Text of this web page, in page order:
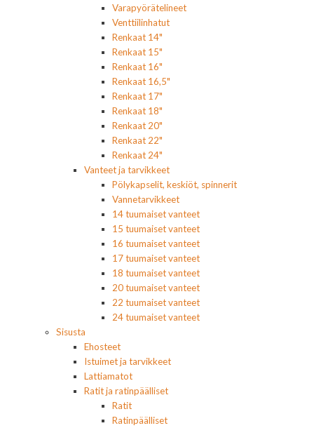
Varapyörätelineet
Venttiilinhatut
Renkaat 14"
Renkaat 15"
Renkaat 16"
Renkaat 16,5"
Renkaat 17"
Renkaat 18"
Renkaat 20"
Renkaat 22"
Renkaat 24"
Vanteet ja tarvikkeet
Pölykapselit, keskiöt, spinnerit
Vannetarvikkeet
14 tuumaiset vanteet
15 tuumaiset vanteet
16 tuumaiset vanteet
17 tuumaiset vanteet
18 tuumaiset vanteet
20 tuumaiset vanteet
22 tuumaiset vanteet
24 tuumaiset vanteet
Sisusta
Ehosteet
Istuimet ja tarvikkeet
Lattiamatot
Ratit ja ratinpäälliset
Ratit
Ratinpäälliset